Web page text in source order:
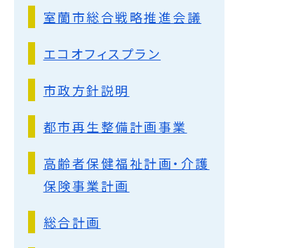
室蘭市総合戦略推進会議
エコオフィスプラン
市政方針説明
都市再生整備計画事業
高齢者保健福祉計画・介護
保険事業計画
総合計画